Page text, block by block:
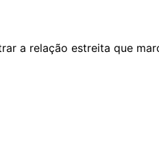
a relação estreita que